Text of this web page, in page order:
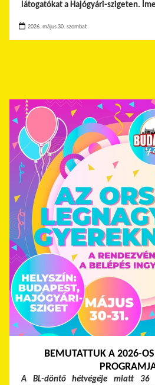
látogatókat a Hajógyári-szigeten.
2026. május 30. szombat
BEMUTATTUK A 2026-
A BL-döntő hétvégéje miatt